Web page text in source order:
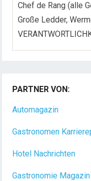
Chef de Rang (alle
Große Ledder,
Mitarbeitern liegt
PARTNER VON:
Automagazin
Gastronomen
Hotel Nachrichten
Gastronomie Magazin